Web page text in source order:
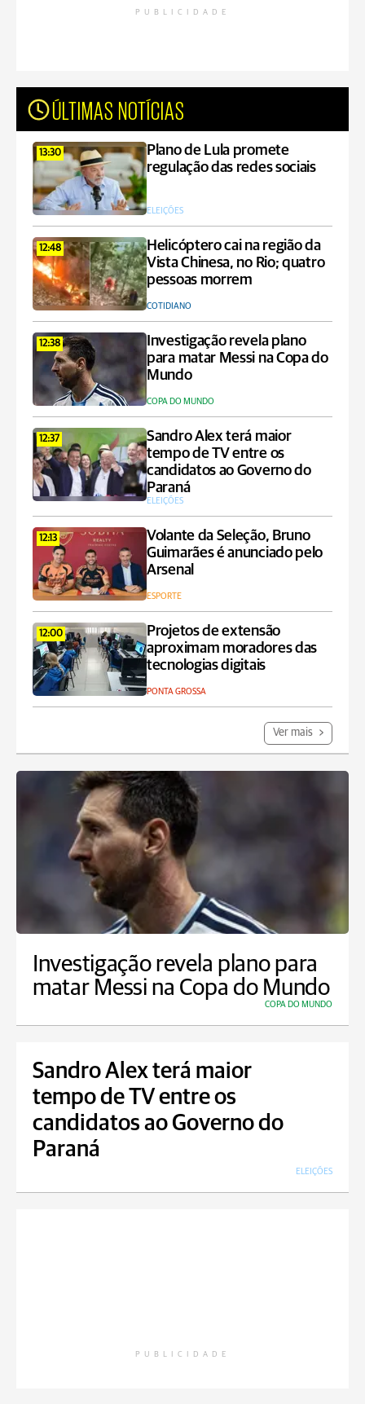
PUBLICIDADE
ÚLTIMAS NOTÍCIAS
13:30
Plano de Lula promete
regulação das redes sociais
ELEIÇÕES
12:48
Helicóptero cai na região da
Vista Chinesa, no Rio; quatro
pessoas morrem
COTIDIANO
12:38
Investigação revela plano
para matar Messi na Copa do
Mundo
COPA DO MUNDO
12:37
Sandro Alex terá maior
tempo de TV entre os
candidatos ao Governo do
Paraná
ELEIÇÕES
12:13
Volante da Seleção, Bruno
Guimarães é anunciado pelo
Arsenal
ESPORTE
12:00
Projetos de extensão
aproximam moradores das
tecnologias digitais
PONTA GROSSA
Ver mais
Investigação revela plano para
matar Messi na Copa do Mundo
COPA DO MUNDO
Sandro Alex terá maior
tempo de TV entre os
candidatos ao Governo do
Paraná
ELEIÇÕES
PUBLICIDADE